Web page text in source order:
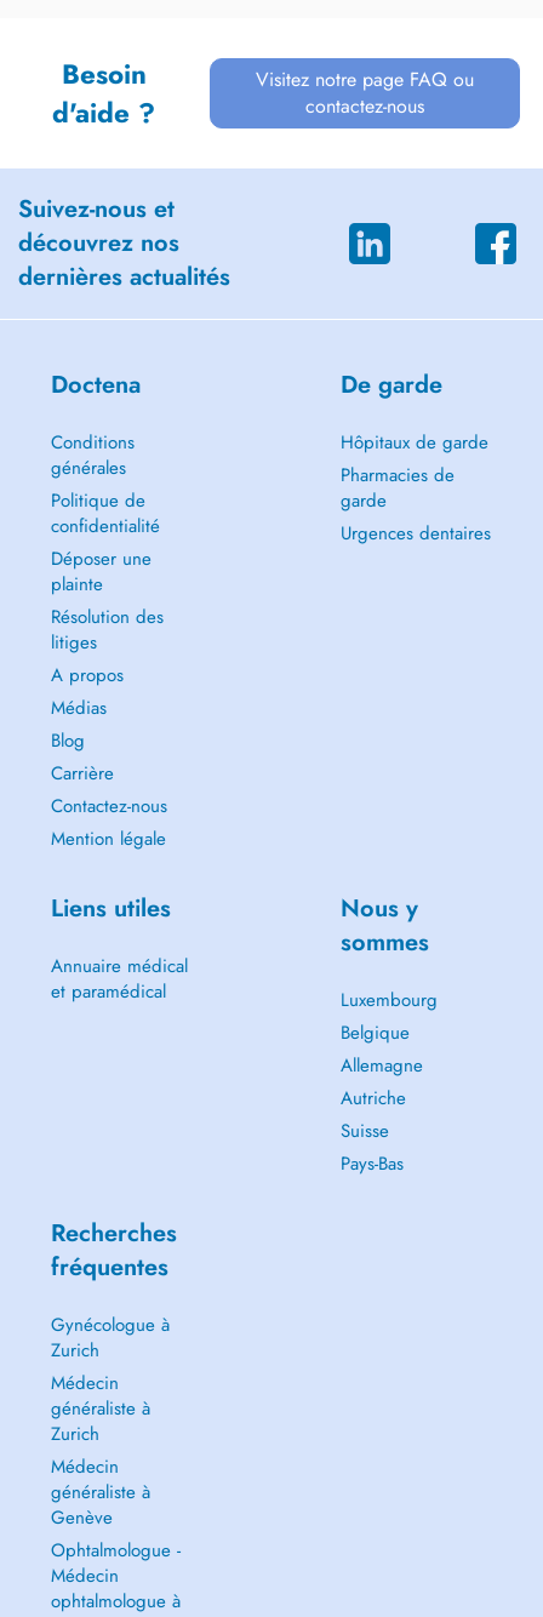
Besoin
d'aide ?
Visitez notre page FAQ ou
contactez-nous
Suivez-nous et
découvrez nos
dernières actualités
Doctena
Conditions
générales
Politique de
confidentialité
Déposer une
plainte
Résolution des
litiges
A propos
Médias
Blog
Carrière
Contactez-nous
Mention légale
De garde
Hôpitaux de garde
Pharmacies de
garde
Urgences dentaires
Liens utiles
Annuaire médical
et paramédical
Nous y
sommes
Luxembourg
Belgique
Allemagne
Autriche
Suisse
Pays-Bas
Recherches
fréquentes
Gynécologue à
Zurich
Médecin
généraliste à
Zurich
Médecin
généraliste à
Genève
Ophtalmologue -
Médecin
ophtalmologue à